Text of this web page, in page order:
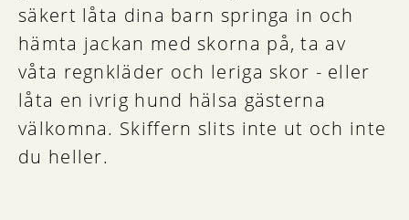
säkert låta dina barn springa in och
hämta jackan med skorna på, ta av
våta regnkläder och leriga skor - eller
låta en ivrig hund hälsa gästerna
välkomna. Skiffern slits inte ut och inte
du heller.